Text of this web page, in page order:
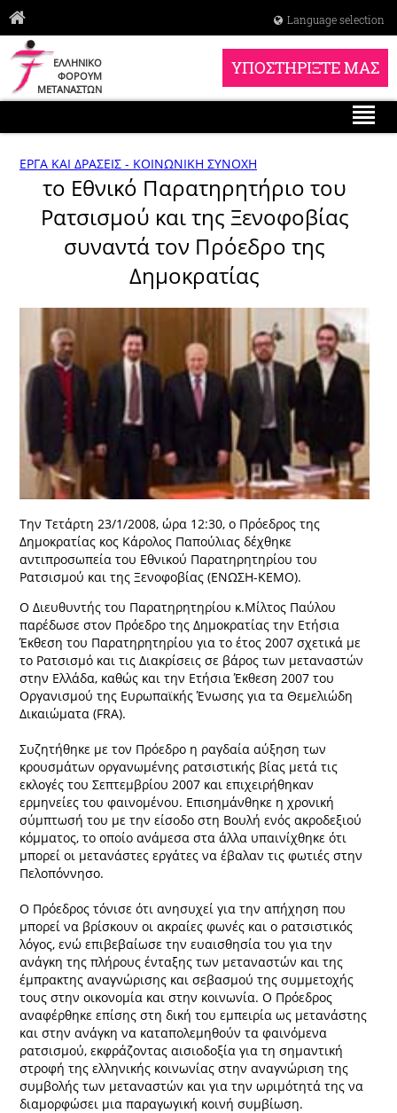
Language selection
ΕΛΛΗΝΙΚΟ
ΦΟΡΟΥΜ
ΜΕΤΑΝΑΣΤΩΝ
ΥΠΟΣΤΗΡΙΞΤΕ ΜΑΣ
ΕΡΓΑ ΚΑΙ ΔΡΑΣΕΙΣ - ΚΟΙΝΩΝΙΚΗ ΣΥΝΟΧΗ
το Εθνικό Παρατηρητήριο του
Ρατσισμού και της Ξενοφοβίας
συναντά τον Πρόεδρο της
Δημοκρατίας
Την Τετάρτη 23/1/2008, ώρα 12:30, ο Πρόεδρος της
Δημοκρατίας κος Κάρολος Παπούλιας δέχθηκε
αντιπροσωπεία του Εθνικού Παρατηρητηρίου του
Ρατσισμού και της Ξενοφοβίας (ΕΝΩΣΗ-KEMO).
Ο Διευθυντής του Παρατηρητηρίου κ.Μίλτος Παύλου
παρέδωσε στον Πρόεδρο της Δημοκρατίας την Ετήσια
Έκθεση του Παρατηρητηρίου για το έτος 2007 σχετικά με
το Ρατσισμό και τις Διακρίσεις σε βάρος των μεταναστών
στην Ελλάδα, καθώς και την Ετήσια Έκθεση 2007 του
Οργανισμού της Ευρωπαϊκής Ένωσης για τα Θεμελιώδη
Δικαιώματα (FRA).
Συζητήθηκε με τον Πρόεδρο η ραγδαία αύξηση των
κρουσμάτων οργανωμένης ρατσιστικής βίας μετά τις
εκλογές του Σεπτεμβρίου 2007 και επιχειρήθηκαν
ερμηνείες του φαινομένου. Επισημάνθηκε η χρονική
σύμπτωσή του με την είσοδο στη Βουλή ενός ακροδεξιού
κόμματος, το οποίο ανάμεσα στα άλλα υπαινίχθηκε ότι
μπορεί οι μετανάστες εργάτες να έβαλαν τις φωτιές στην
Πελοπόννησο.
Ο Πρόεδρος τόνισε ότι ανησυχεί για την απήχηση που
μπορεί να βρίσκουν οι ακραίες φωνές και ο ρατσιστικός
λόγος, ενώ επιβεβαίωσε την ευαισθησία του για την
ανάγκη της πλήρους ένταξης των μεταναστών και της
έμπρακτης αναγνώρισης και σεβασμού της συμμετοχής
τους στην οικονομία και στην κοινωνία. Ο Πρόεδρος
αναφέρθηκε επίσης στη δική του εμπειρία ως μετανάστης
και στην ανάγκη να καταπολεμηθούν τα φαινόμενα
ρατσισμού, εκφράζοντας αισιοδοξία για τη σημαντική
στροφή της ελληνικής κοινωνίας στην αναγνώριση της
συμβολής των μεταναστών και για την ωριμότητά της να
διαμορφώσει μια παραγωγική κοινή συμβίωση.